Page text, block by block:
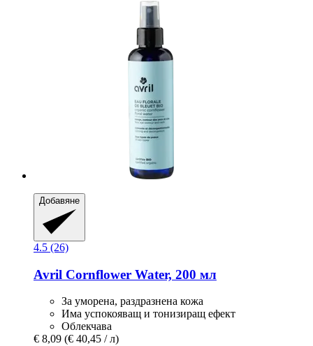
Добавяне
4.5 (26)
Avril Cornflower Water, 200 мл
За уморена, раздразнена кожа
Има успокояващ и тонизиращ ефект
Облекчава
€ 8,09 (€ 40,45 / л)